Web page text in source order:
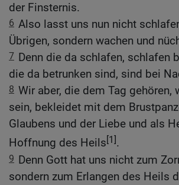
der Finsternis.
6 Also lasst uns nun nicht
Übrigen, sondern wachen und
7 Denn die da schlafen, schlafen
die da betrunken sind, sind bei
8 Wir aber, die dem Tag gehören,
sein, bekleidet mit dem
Glaubens und der Liebe und als
Hoffnung des Heils[1].
9 Denn Gott hat uns nicht zum
sondern zum Erlangen des Heils